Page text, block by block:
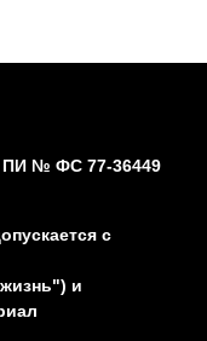
ПИ № ФС 77-36449
с
и